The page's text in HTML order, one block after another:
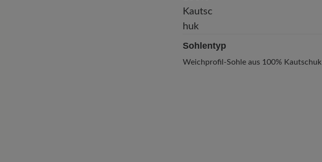
Sohlentyp
Weichprofil-Sohle aus 100% Kautschuk